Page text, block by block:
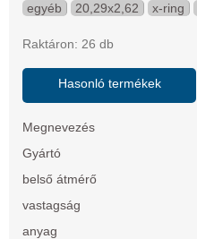
egyéb 20,29x2,62 x-ring
Raktáron: 26 db
Hasonló termékek
Megnevezés
Gyártó
belső átmérő
vastagság
anyag